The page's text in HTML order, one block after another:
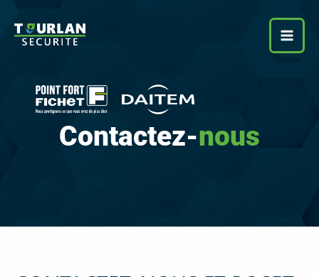
contenu
Contactez-nous